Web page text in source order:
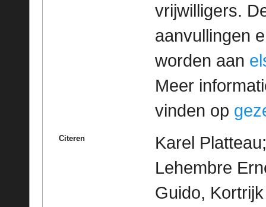
vrijwilligers.
aanvullingen
worden aan
Meer
vinden op
Citeren
Karel
Lehembre
Guido,